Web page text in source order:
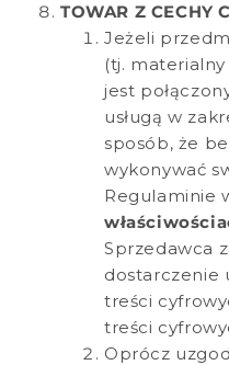
TOWAR Z CECHY
Jeżeli
(tj.
jest
usługą w
sposób, że
wykonywać
Regulaminie
Sprzedawca
dostarczenie
treści
treści
Oprócz